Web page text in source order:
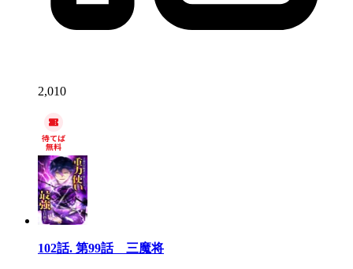
2,010
102話. 第99話 三魔将